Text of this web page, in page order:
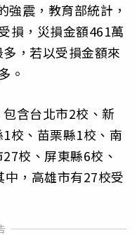
強震，教育部統計，
損，災損金額461萬
，若以受損金額來
。
含台北市2校、新
校、苗栗縣1校、南
校、屏東縣6校、
，高雄市有27校受